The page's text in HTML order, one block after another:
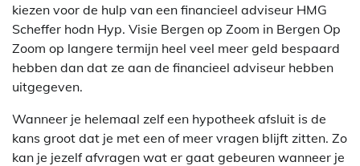
kiezen voor de hulp van een financieel adviseur HMG
Scheffer hodn Hyp. Visie Bergen op Zoom in Bergen Op
Zoom op langere termijn heel veel meer geld bespaard
hebben dan dat ze aan de financieel adviseur hebben
uitgegeven.
Wanneer je helemaal zelf een hypotheek afsluit is de
kans groot dat je met een of meer vragen blijft zitten. Zo
kan je jezelf afvragen wat er gaat gebeuren wanneer je